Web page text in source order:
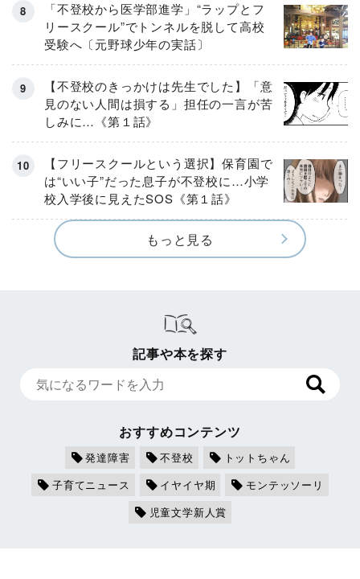
「不登校から医学部進学」“ラップとフ
リースクール”でトンネルを脱して高校
受験へ〔元野球少年の実話〕
【不登校のきっかけは先生でした】「意
見のない人間は損する」担任の一言が苦
しみに…《第１話》
【フリースクールという選択】保育園で
は“いい子”だった息子が不登校に…小学
校入学後に見えたSOS《第１話》
もっと見る
記事や本を探す
おすすめコンテンツ
発達障害 不登校
トットちゃん
子育てニュース
イヤイヤ期
モンテッソーリ
児童文学新人賞